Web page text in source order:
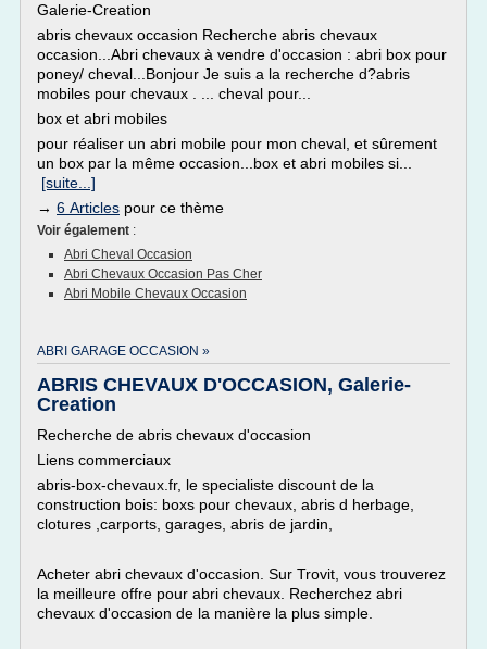
Galerie-Creation
abris chevaux occasion Recherche abris chevaux
occasion...Abri chevaux à vendre d'occasion : abri box pour
poney/ cheval...Bonjour Je suis a la recherche d?abris
mobiles pour chevaux . ... cheval pour...
box et abri mobiles
pour réaliser un abri mobile pour mon cheval, et sûrement
un box par la même occasion...box et abri mobiles si...
[suite...]
→ 6 Articles pour ce thème
Voir également :
Abri Cheval Occasion
Abri Chevaux Occasion Pas Cher
Abri Mobile Chevaux Occasion
ABRI GARAGE OCCASION »
ABRIS CHEVAUX D'OCCASION, Galerie-
Creation
Recherche de abris chevaux d'occasion
Liens commerciaux
abris-box-chevaux.fr, le specialiste discount de la
construction bois: boxs pour chevaux, abris d herbage,
clotures ,carports, garages, abris de jardin,
Acheter abri chevaux d'occasion. Sur Trovit, vous trouverez
la meilleure offre pour abri chevaux. Recherchez abri
chevaux d'occasion de la manière la plus simple.